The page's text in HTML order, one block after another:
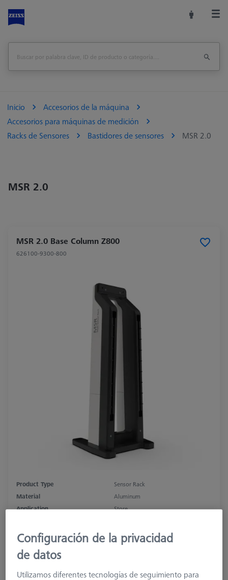
Inicio
Accesorios de la máquina
Accesorios para máquinas de medición
Racks de Sensores
Bastidores de sensores MSR 2.0
MSR 2.0
MSR 2.0 Base Column Z800
626100-9300-800
Product Type
Sensor Rack
Material
Aluminum
Application
Store
SPECTRUM, CONTURA, PRISMO
1.233,00 €
más el IVA
Configuración de la privacidad
de datos
Utilizamos diferentes tecnologías de seguimiento para